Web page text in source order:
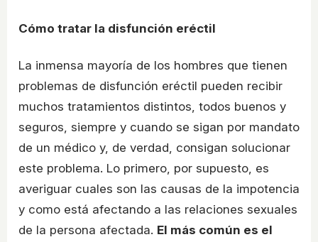
Cómo tratar la disfunción eréctil
La inmensa mayoría de los hombres que tienen
problemas de disfunción eréctil pueden recibir
muchos tratamientos distintos, todos buenos y
seguros, siempre y cuando se sigan por mandato
de un médico y, de verdad, consigan solucionar
este problema. Lo primero, por supuesto, es
averiguar cuales son las causas de la impotencia
y como está afectando a las relaciones sexuales
de la persona afectada. El más común es el